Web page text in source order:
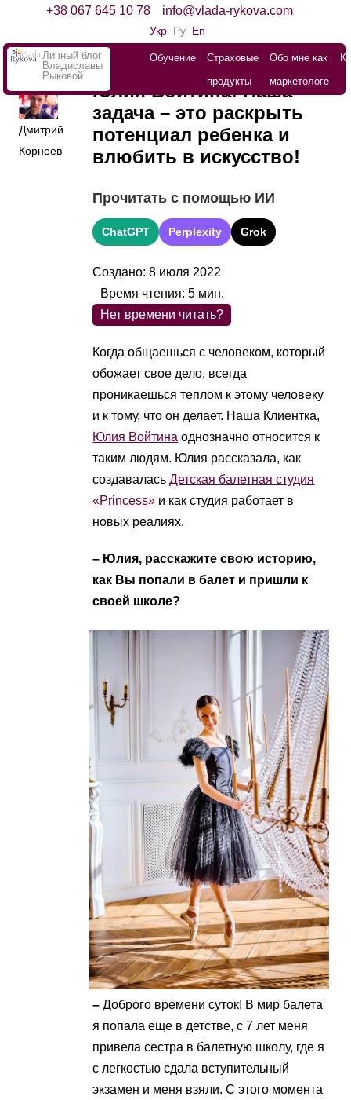
+38 067 645 10 78 info@vlada-rykova.com
Укр Ру En
Личный блог
Владиславы
Рыковой
Обучение
Страховые
продукты
Обо мне как
маркетологе
Дмитрий
Корнеев
Юлия Войтина: Наша
задача – это раскрыть
потенциал ребенка и
влюбить в искусство!
Прочитать с помощью ИИ
ChatGPT Perplexity Grok
Создано: 8 июля 2022
Нет времени читать?
Время чтения:5 мин.
Когда общаешься с человеком, который
обожает свое дело, всегда
проникаешься теплом к этому человеку
и к тому, что он делает. Наша Клиентка,
Юлия Войтина однозначно относится к
таким людям. Юлия рассказала, как
создаваласьДетская балетная студия
«Princess» и как студия работает в
новых реалиях.
– Юлия, расскажите свою историю,
как Вы попали в балет и пришли к
своей школе?
–Доброго времени суток! В мир балета
я попала еще в детстве, с 7 лет меня
привела сестра в балетную школу, где я
с легкостью сдала вступительный
экзамен и меня взяли. С этого момента